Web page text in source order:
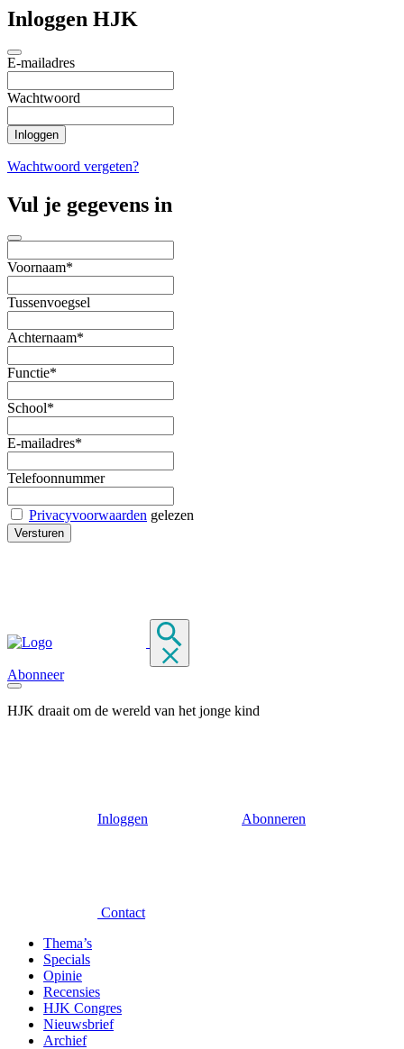
Inloggen HJK
E-mailadres
Wachtwoord
Wachtwoord vergeten?
Vul je gegevens in
Voornaam*
Tussenvoegsel
Achternaam*
Functie*
School*
E-mailadres*
Telefoonnummer
Privacyvoorwaarden gelezen
Abonneer
HJK draait om de wereld van het jonge kind
Inloggen Abonneren
Contact
Thema’s
Specials
Opinie
Recensies
HJK Congres
Nieuwsbrief
Archief